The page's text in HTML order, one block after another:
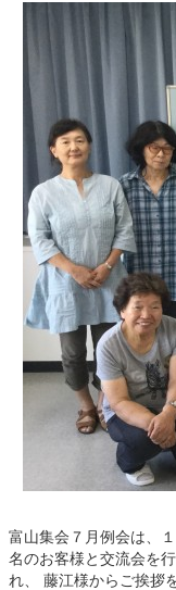
富山集会７月例会は、
名のお客様と交流会を
れ、 藤江様からご挨拶